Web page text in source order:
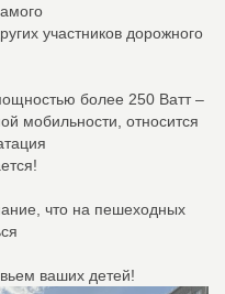
участников дорожного
более 250 Ватт –
мобильности, относится
что на пешеходных
ваших детей!